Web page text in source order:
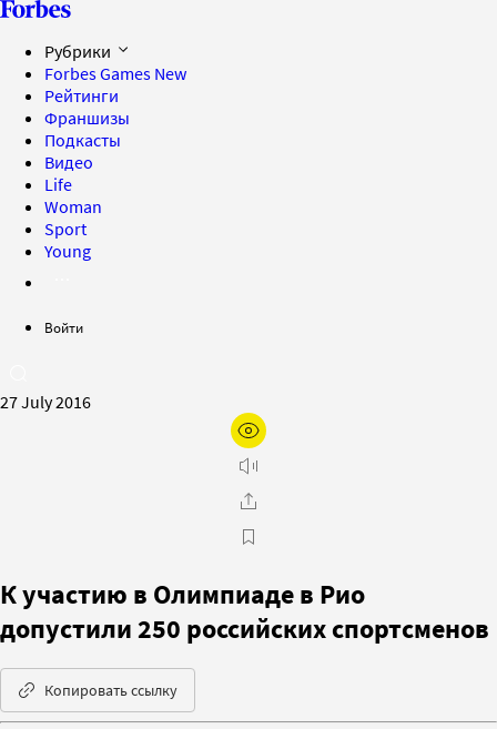
Рубрики
Forbes Games New
Рейтинги
Франшизы
Подкасты
Видео
Life
Woman
Sport
Young
Войти
27 July 2016
К участию в Олимпиаде в Рио
допустили 250 российских спортсменов
Копировать ссылку